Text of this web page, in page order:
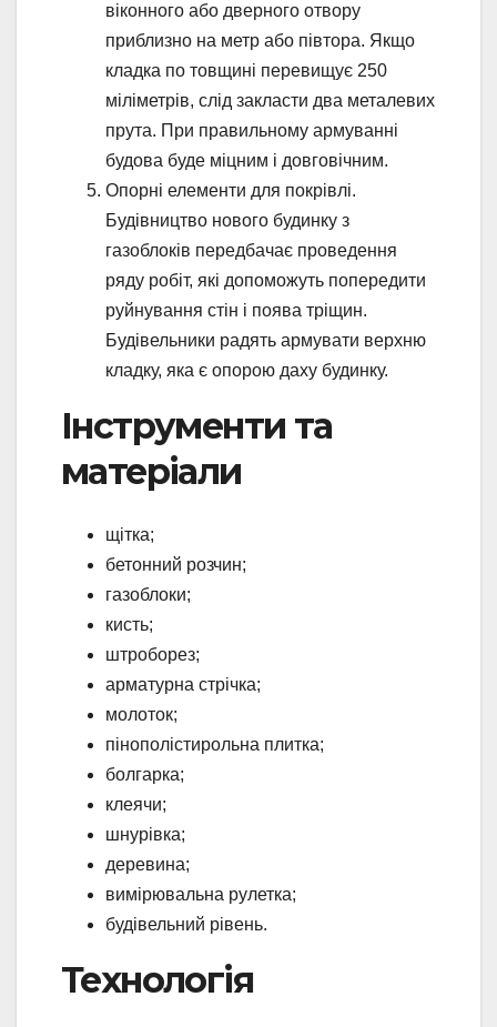
віконного або дверного отвору
приблизно на метр або півтора. Якщо
кладка по товщині перевищує 250
міліметрів, слід закласти два металевих
прута. При правильному армуванні
будова буде міцним і довговічним.
Опорні елементи для покрівлі.
Будівництво нового будинку з
газоблоків передбачає проведення
ряду робіт, які допоможуть попередити
руйнування стін і поява тріщин.
Будівельники радять армувати верхню
кладку, яка є опорою даху будинку.
Інструменти та
матеріали
щітка;
бетонний розчин;
газоблоки;
кисть;
штроборез;
арматурна стрічка;
молоток;
пінополістирольна плитка;
болгарка;
клеячи;
шнурівка;
деревина;
вимірювальна рулетка;
будівельний рівень.
Технологія